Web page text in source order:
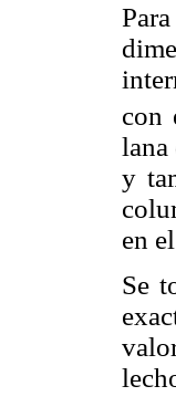
con
y
en
Se